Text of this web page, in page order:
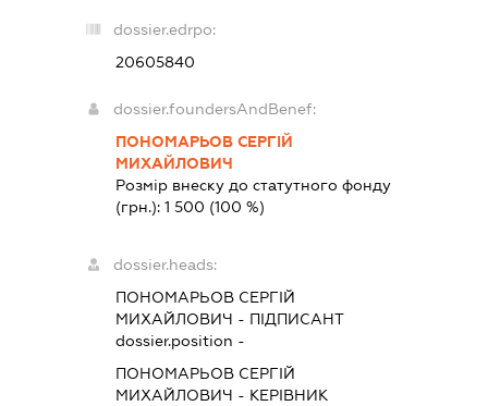
dossier.edrpo:
20605840
dossier.foundersAndBenef:
ПОНОМАРЬОВ СЕРГІЙ
МИХАЙЛОВИЧ
Розмір внеску до статутного фонду
(грн.):1 500 (100 %)
dossier.heads:
ПОНОМАРЬОВ СЕРГІЙ
МИХАЙЛОВИЧ - ПІДПИСАНТ
dossier.position -
ПОНОМАРЬОВ СЕРГІЙ
МИХАЙЛОВИЧ - КЕРІВНИК